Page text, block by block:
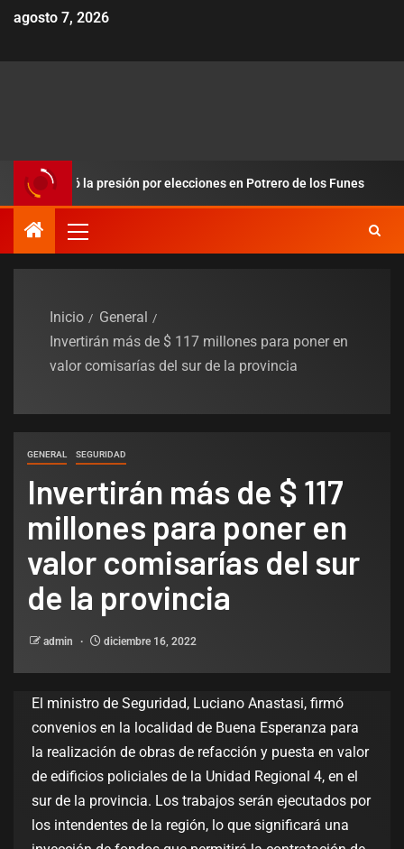
agosto 7, 2026
la presión por elecciones en Potrero de los Funes
Inicio
General
Invertirán más de $ 117 millones para poner en
valor comisarías del sur de la provincia
GENERAL SEGURIDAD
Invertirán más de $ 117
millones para poner en
valor comisarías del sur
de la provincia
admin diciembre 16, 2022
El ministro de Seguridad, Luciano Anastasi, firmó
convenios en la localidad de Buena Esperanza para
la realización de obras de refacción y puesta en valor
de edificios policiales de la Unidad Regional 4, en el
sur de la provincia. Los trabajos serán ejecutados por
los intendentes de la región, lo que significará una